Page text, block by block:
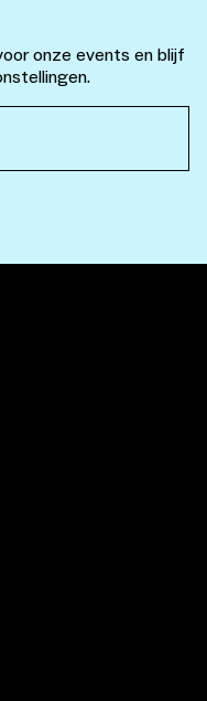
onze events en blijf